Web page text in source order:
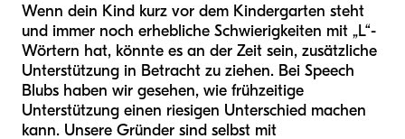
Wenn dein Kind kurz vor dem Kindergarten steht
und immer noch erhebliche Schwierigkeiten mit „L“-
Wörtern hat, könnte es an der Zeit sein, zusätzliche
Unterstützung in Betracht zu ziehen. Bei Speech
Blubs haben wir gesehen, wie frühzeitige
Unterstützung einen riesigen Unterschied machen
kann. Unsere Gründer sind selbst mit